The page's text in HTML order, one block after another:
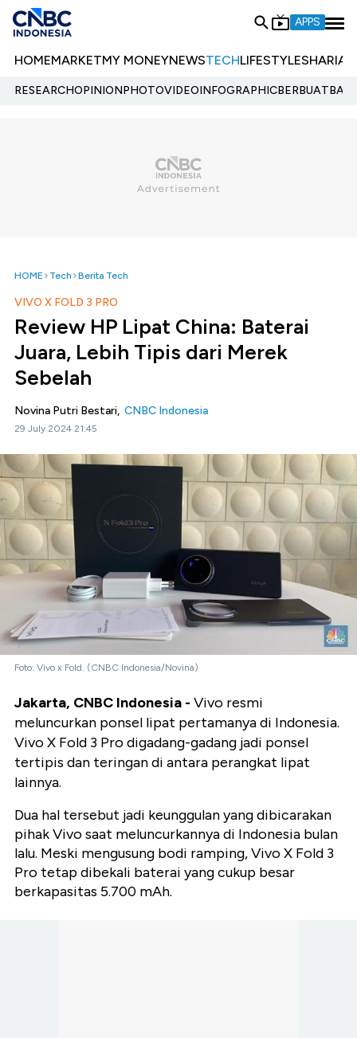
APPS
HOMEMARKETMY MONEYNEWSTECHLIFESTYLESHARIA
RESEARCHOPINIONPHOTOVIDEOINFOGRAPHIC
HOME Tech Berita Tech
VIVO X FOLD 3 PRO
Review HP Lipat China: Baterai
Juara, Lebih Tipis dari Merek
Sebelah
Novina Putri Bestari, CNBC Indonesia
29 July 2024 21:45
Foto: Vivo x Fold. (CNBC Indonesia/Novina)
Jakarta, CNBC Indonesia - Vivo resmi
meluncurkan ponsel lipat pertamanya di Indonesia.
Vivo X Fold 3 Pro digadang-gadang jadi ponsel
tertipis dan teringan di antara perangkat lipat
lainnya.
Dua hal tersebut jadi keunggulan yang dibicarakan
pihak Vivo saat meluncurkannya di Indonesia bulan
lalu. Meski mengusung bodi ramping, Vivo X Fold 3
Pro tetap dibekali baterai yang cukup besar
berkapasitas 5.700 mAh.